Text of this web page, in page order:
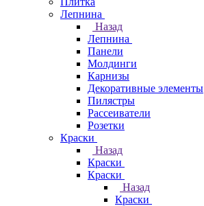
Лепнина
Назад
Лепнина
Панели
Молдинги
Карнизы
Декоративные элементы
Пилястры
Рассеиватели
Розетки
Краски
Назад
Краски
Краски
Назад
Краски